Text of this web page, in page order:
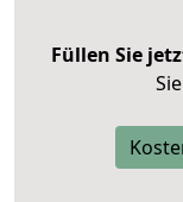
Füllen Sie